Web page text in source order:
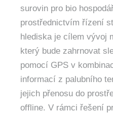
surovin pro bio
prostřednictvím řízení
hlediska je cílem vývoj
který bude zahrnovat
pomocí GPS v
informací z palubního
jejich přenosu do
offline. V rámci řešení